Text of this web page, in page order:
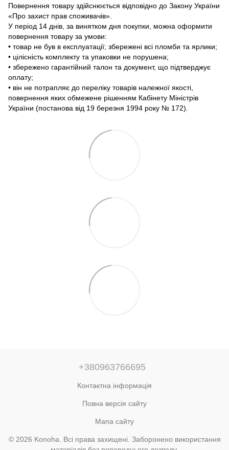
Повернення товару здійснюється відповідно до Закону України
«Про захист прав споживачів».
У період 14 днів, за винятком дня покупки, можна оформити
повернення товару за умови:
• товар не був в експлуатації; збережені всі пломби та ярлики;
• цілісність комплекту та упаковки не порушена;
• збережено гарантійний талон та документ, що підтверджує
оплату;
• він не потрапляє до переліку товарів належної якості,
повернення яких обмежене рішенням Кабінету Міністрів
України (постанова від 19 березня 1994 року № 172).
+380963766695
Контактна інформація
Повна версія сайту
Мапа сайту
© 2026 Konoha. Всі права захищені. Заборонено використання